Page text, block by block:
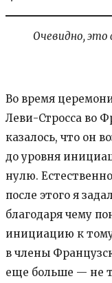
Очевидно, это
Во время
Леви-Стросса во
казалось, что он
до уровня
нулю.
после этого я
благодаря чему
инициацию к
в члены
еще больше — не